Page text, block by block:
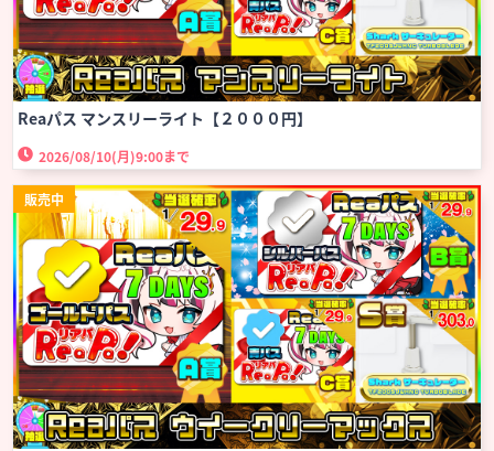
Reaパス マンスリーライト【２０００円】
2026/08/10(月)9:00まで
販売中